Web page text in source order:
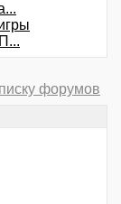
форумов